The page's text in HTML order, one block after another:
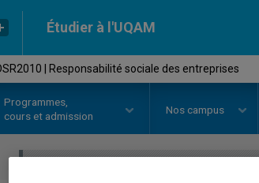
Étudier à l'UQAM
| Responsabilité sociale des entreprises
Programmes,
cours et admission
Nos campus